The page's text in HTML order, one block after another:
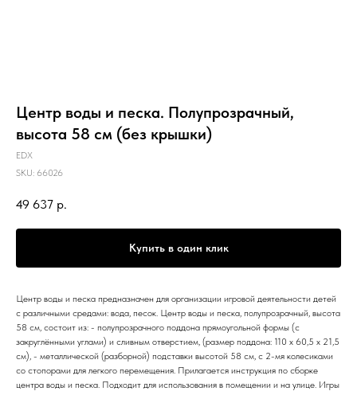
Центр воды и песка. Полупрозрачный,
высота 58 см (без крышки)
EDX
SKU: 66026
49 637 р.
Купить в один клик
Центр воды и песка предназначен для организации игровой деятельности детей
с различными средами: вода, песок. Центр воды и песка, полупрозрачный, высота
58 см, состоит из: - полупрозрачного поддона прямоугольной формы (с
закруглёнными углами) и сливным отверстием, (размер поддона: 110 х 60,5 х 21,5
см), - металлической (разборной) подставки высотой 58 см, с 2-мя колесиками
со стопорами для легкого перемещения. Прилагается инструкция по сборке
центра воды и песка. Подходит для использования в помещении и на улице. Игры